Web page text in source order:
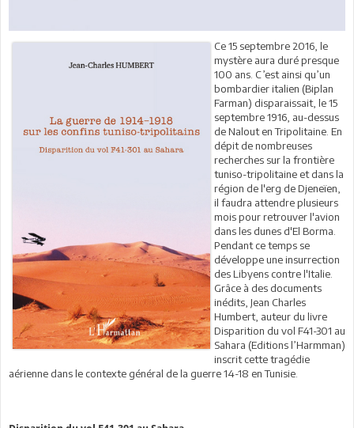
Ce 15 septembre 2016, le
mystère aura duré presque
100 ans. C’est ainsi qu’un
bombardier italien (Biplan
Farman) disparaissait, le 15
septembre 1916, au-dessus
de Nalout en Tripolitaine. En
dépit de nombreuses
recherches sur la frontière
tuniso-tripolitaine et dans la
région de l'erg de Djeneïen,
il faudra attendre plusieurs
mois pour retrouver l'avion
dans les dunes d'El Borma.
Pendant ce temps se
développe une insurrection
des Libyens contre l'Italie.
Grâce à des documents
inédits, Jean Charles
Humbert, auteur du livre
Disparition du vol F41-301 au
Sahara (Editions l’Harmman)
inscrit cette tragédie
aérienne dans le contexte général de la guerre 14-18 en Tunisie.